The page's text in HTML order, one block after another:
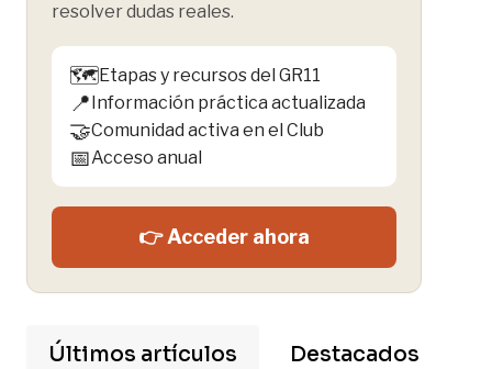
resolver dudas reales.
🗺️Etapas y recursos del GR11
📍Información práctica actualizada
🤝Comunidad activa en el Club
📅Acceso anual
👉 Acceder ahora
Últimos artículos Destacados